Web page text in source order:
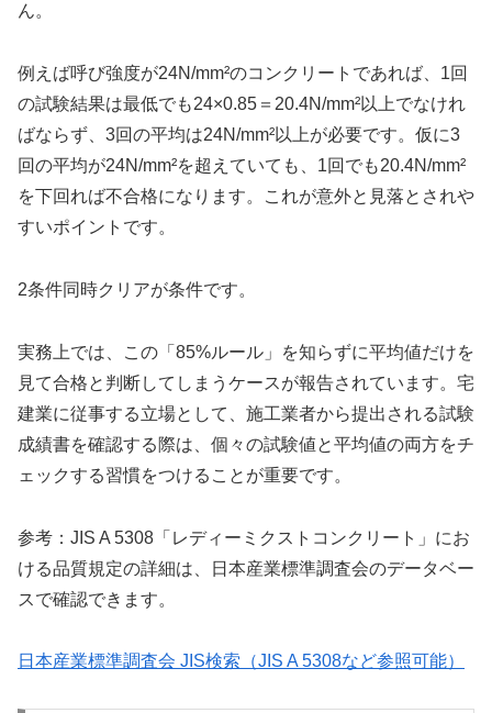
ん。
例えば呼び強度が24N/mm²のコンクリートであれば、1回
の試験結果は最低でも24×0.85＝20.4N/mm²以上でなけれ
ばならず、3回の平均は24N/mm²以上が必要です。仮に3
回の平均が24N/mm²を超えていても、1回でも20.4N/mm²
を下回れば不合格になります。これが意外と見落とされや
すいポイントです。
2条件同時クリアが条件です。
実務上では、この「85%ルール」を知らずに平均値だけを
見て合格と判断してしまうケースが報告されています。宅
建業に従事する立場として、施工業者から提出される試験
成績書を確認する際は、個々の試験値と平均値の両方をチ
ェックする習慣をつけることが重要です。
参考：JIS A 5308「レディーミクストコンクリート」にお
ける品質規定の詳細は、日本産業標準調査会のデータベー
スで確認できます。
日本産業標準調査会 JIS検索（JIS A 5308など参照可能）